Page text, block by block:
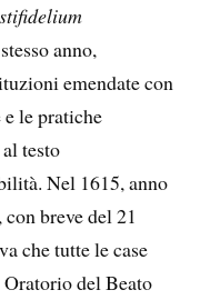
anno,
emendate con
le pratiche
testo
Nel 1615, anno
breve del 21
che tutte le case
del Beato